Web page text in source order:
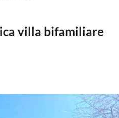
villa bifamiliare